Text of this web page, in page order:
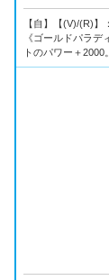
【自】【(V)/(R)
《ゴールドパラ
トのパワー＋2000。